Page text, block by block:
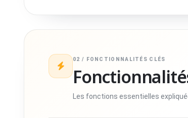
02 / FONCTIONNALITÉS CLÉS
Les fonctions essentielles